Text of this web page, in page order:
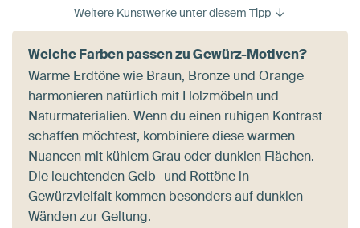
Weitere Kunstwerke unter diesem Tipp
Welche Farben passen zu Gewürz-Motiven?
Warme Erdtöne wie Braun, Bronze und Orange
harmonieren natürlich mit Holzmöbeln und
Naturmaterialien. Wenn du einen ruhigen Kontrast
schaffen möchtest, kombiniere diese warmen
Nuancen mit kühlem Grau oder dunklen Flächen.
Die leuchtenden Gelb- und Rottöne in
Gewürzvielfalt kommen besonders auf dunklen
Wänden zur Geltung.